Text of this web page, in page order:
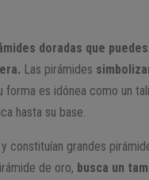
doradas que
Las pirámides
es idónea como un
hasta su base.
constituían grandes
de oro, busca un